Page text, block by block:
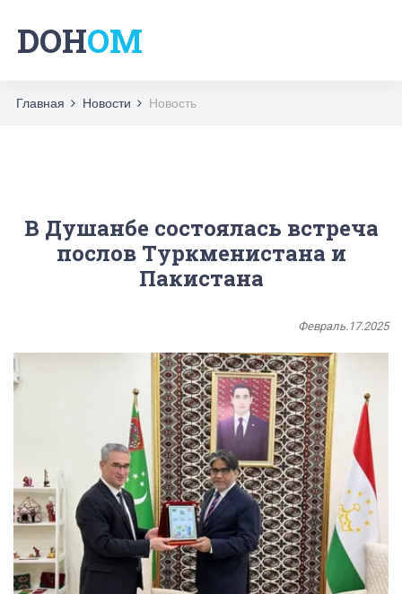
DOHOM
Главная Новости Новость
В Душанбе состоялась встреча
послов Туркменистана и
Пакистана
Февраль.17.2025